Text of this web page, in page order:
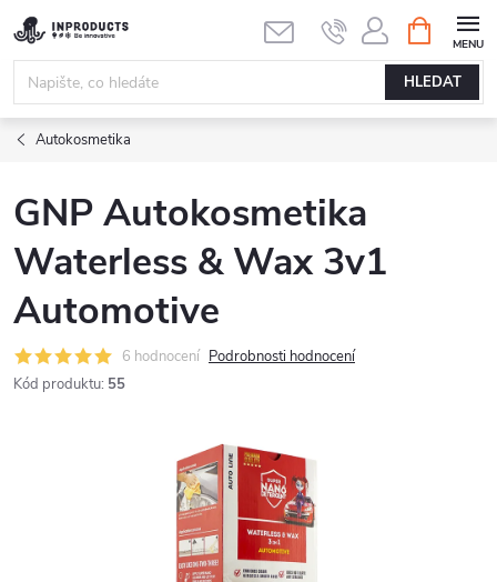
Přejít
na
obsah
HLEDAT
NÁKUPNÍ
KOŠÍK
Autokosmetika
GNP Autokosmetika
Waterless & Wax 3v1
Automotive
6 hodnocení Podrobnosti hodnocení
Kód produktu: 55